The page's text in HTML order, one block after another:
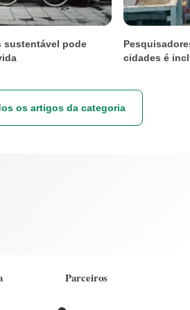
sustentável pode
cidades é
os artigos da categoria
Parceiros